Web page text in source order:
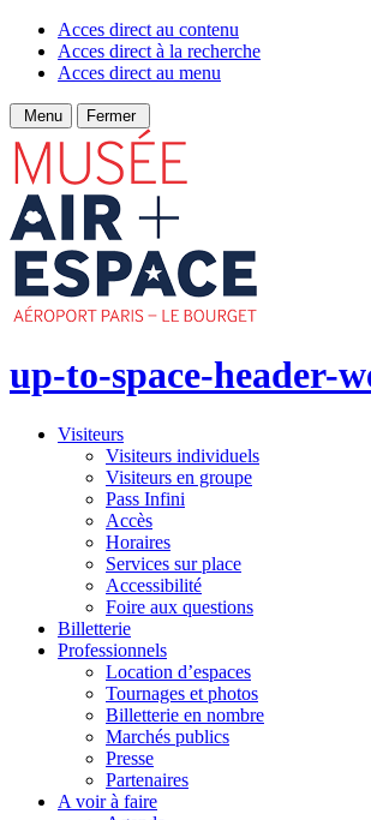
Acces direct au contenu
Acces direct à la recherche
Acces direct au menu
Menu Fermer
up-to-space-header-
Visiteurs
Visiteurs individuels
Visiteurs en groupe
Pass Infini
Accès
Horaires
Services sur place
Accessibilité
Foire aux questions
Billetterie
Professionnels
Location d’espaces
Tournages et photos
Billetterie en nombre
Marchés publics
Presse
Partenaires
A voir à faire